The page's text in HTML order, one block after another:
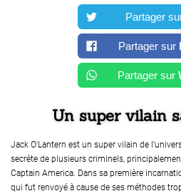
Partager
Partager sur
Partager sur
Un super vilain
Jack O'Lantern est un super vilain de
secrète de plusieurs criminels,
Captain America. Dans sa première
qui fut renvoyé à cause de ses méthodes